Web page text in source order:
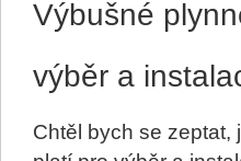
Výbušné
výběr a
Chtěl bych se zeptat,